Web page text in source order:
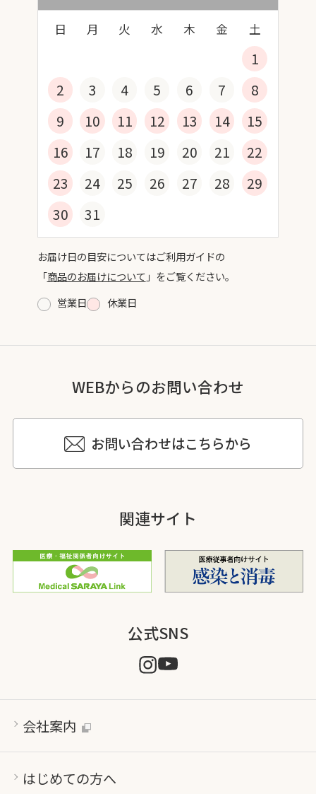
日 月 火 水 木 金 土
1
2
3 4 5 6 7
8
9
10 11 12 13 14
15
16
17 18 19 20 21
22
23
24 25 26 27 28
29
30
31
お届け日の目安についてはご利用ガイドの
「商品のお届けについて 」をご覧ください。
営業日
休業日
WEBからのお問い合わせ
お問い合わせはこちらから
関連サイト
公式SNS
会社案内
はじめての方へ